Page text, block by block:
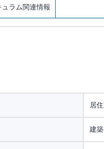
ュラム関連情報
居
建